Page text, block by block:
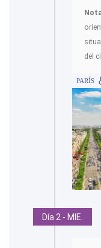
del
PARÍS
Día 2 - MIE.